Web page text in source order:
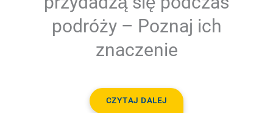
podróży – Poznaj ich
znaczenie
CZYTAJ DALEJ